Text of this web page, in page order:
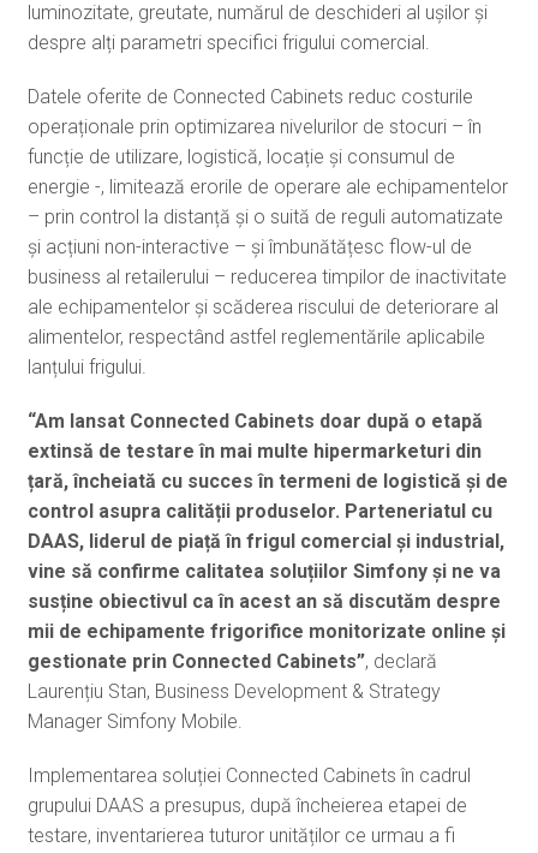
luminozitate, greutate, numărul de deschideri al ușilor și
despre alți parametri specifici frigului comercial.
Datele oferite de Connected Cabinets reduc costurile
operaționale prin optimizarea nivelurilor de stocuri – în
funcție de utilizare, logistică, locație și consumul de
energie -, limitează erorile de operare ale echipamentelor
– prin control la distanță și o suită de reguli automatizate
și acțiuni non-interactive – și îmbunătățesc flow-ul de
business al retailerului – reducerea timpilor de inactivitate
ale echipamentelor și scăderea riscului de deteriorare al
alimentelor, respectând astfel reglementările aplicabile
lanțului frigului.
“Am lansat Connected Cabinets doar după o etapă
extinsă de testare în mai multe hipermarketuri din
țară, încheiată cu succes în termeni de logistică și de
control asupra calității produselor. Parteneriatul cu
DAAS, liderul de piață în frigul comercial și industrial,
vine să confirme calitatea soluțiilor Simfony și ne va
susține obiectivul ca în acest an să discutăm despre
mii de echipamente frigorifice monitorizate online și
gestionate prin Connected Cabinets”, declară
Laurențiu Stan, Business Development & Strategy
Manager Simfony Mobile.
Implementarea soluției Connected Cabinets în cadrul
grupului DAAS a presupus, după încheierea etapei de
testare, inventarierea tuturor unităților ce urmau a fi